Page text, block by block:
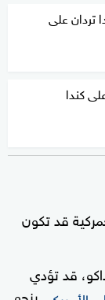
تردان على
كندا
قد تكون
قد تؤدي
بنحو